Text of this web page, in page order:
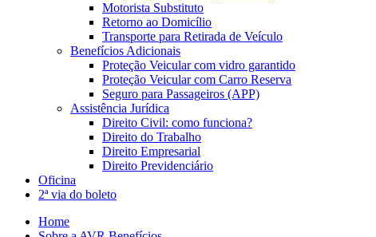
Motorista Substituto
Retorno ao Domicílio
Transporte para Retirada de Veículo
Benefícios Adicionais
Proteção Veicular com vidro garantido
Proteção Veicular com Carro Reserva
Seguro para Passageiros (APP)
Assistência Jurídica
Direito Civil: como funciona?
Direito do Trabalho
Direito Empresarial
Direito Previdenciário
Oficina
2ª via do boleto
Home